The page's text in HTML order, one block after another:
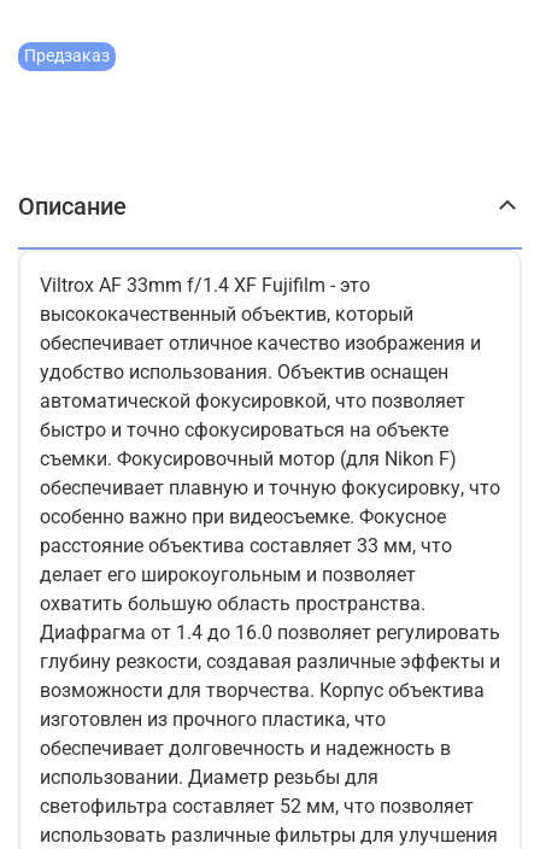
Предзаказ
Описание
Viltrox AF 33mm f/1.4 XF Fujifilm - это
высококачественный объектив, который
обеспечивает отличное качество изображения и
удобство использования. Объектив оснащен
автоматической фокусировкой, что позволяет
быстро и точно сфокусироваться на объекте
съемки. Фокусировочный мотор (для Nikon F)
обеспечивает плавную и точную фокусировку, что
особенно важно при видеосъемке. Фокусное
расстояние объектива составляет 33 мм, что
делает его широкоугольным и позволяет
охватить большую область пространства.
Диафрагма от 1.4 до 16.0 позволяет регулировать
глубину резкости, создавая различные эффекты и
возможности для творчества. Корпус объектива
изготовлен из прочного пластика, что
обеспечивает долговечность и надежность в
использовании. Диаметр резьбы для
светофильтра составляет 52 мм, что позволяет
использовать различные фильтры для улучшения